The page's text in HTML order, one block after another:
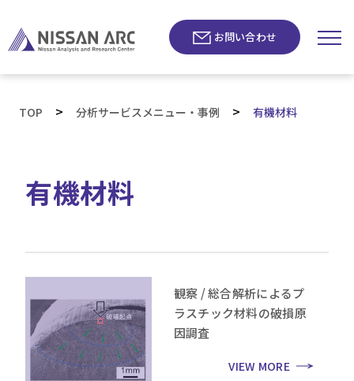
お問い合わせ
TOP > 分析サービスメニュー・事例 > 有機材料
有機材料
観察 / 総合解析によるプ
ラスチック材料の破損原
因調査
VIEW MORE